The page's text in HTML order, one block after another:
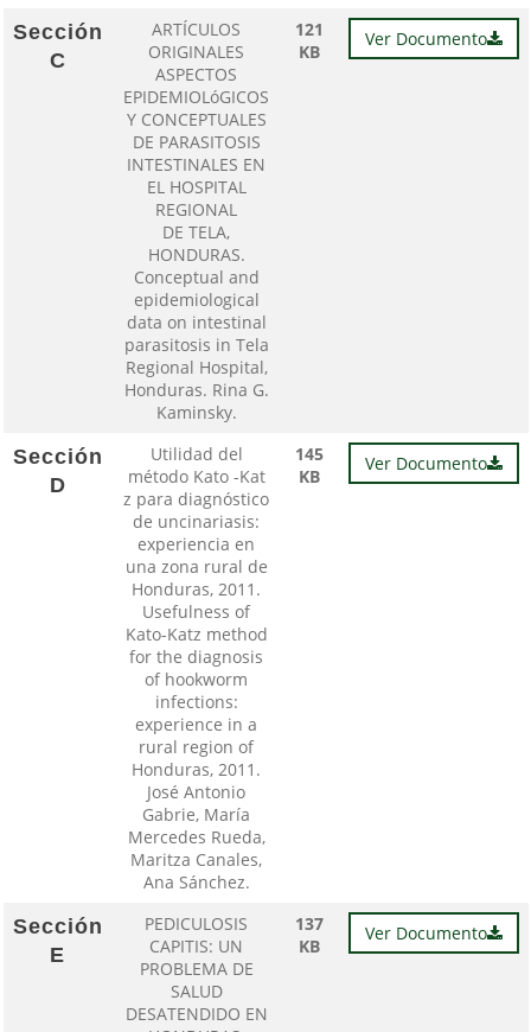
Sección
C
ARTÍCULOS
ORIGINALES
ASPECTOS
EPIDEMIOLóGICOS
Y CONCEPTUALES
DE PARASITOSIS
INTESTINALES EN
EL HOSPITAL
REGIONAL
DE TELA,
HONDURAS.
Conceptual and
epidemiological
data on intestinal
parasitosis in Tela
Regional Hospital,
Honduras. Rina G.
Kaminsky.
121
KB
Ver Documento
Sección
D
Utilidad del
método Kato -Kat
z para diagnóstico
de uncinariasis:
experiencia en
una zona rural de
Honduras, 2011.
Usefulness of
Kato-Katz method
for the diagnosis
of hookworm
infections:
experience in a
rural region of
Honduras, 2011.
José Antonio
Gabrie, María
Mercedes Rueda,
Maritza Canales,
Ana Sánchez.
145
KB
Ver Documento
Sección
E
PEDICULOSIS
CAPITIS: UN
PROBLEMA DE
SALUD
DESATENDIDO EN
137
KB
Ver Documento